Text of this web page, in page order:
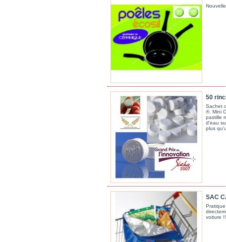
Nouvelle
50
Sachet
®. Mini
pastille
d'eau
plus
SAC
voiture !!